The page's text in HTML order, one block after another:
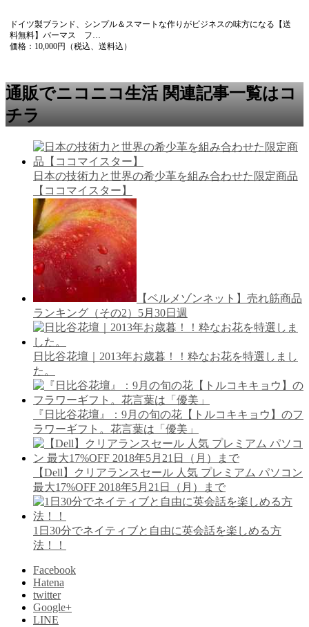
ドイツ製ブランド、シンプル＆スマートな作りがビジネスの味方になる【送
料無料】バーマス フ…
価格：10,000円（税込、送料込）
通販でニコニコ生活 関連記事一覧はコ
チラ
日本の技術力と世界の希少革を組み合わせた限定商品
【ココマイスター】
【ベルメゾンネット】売れ筋商品
ランキング（その2）5月30日週
日比谷花壇｜2013年お歳暮！！粋なお花を特選しまし
た。
『日比谷花壇』：9月の旬の花【トルコキキョウ】のフ
ラワーギフト。花言葉は「優美」
【Dell】クリアランスセール 人気 プレミアム パソコン
最大17%OFF 2018年5月21日（月）まで
1日30分でネイティブと自由に英会話を楽しめる方
法！！
Facebook
Hatena
twitter
Google+
LINE